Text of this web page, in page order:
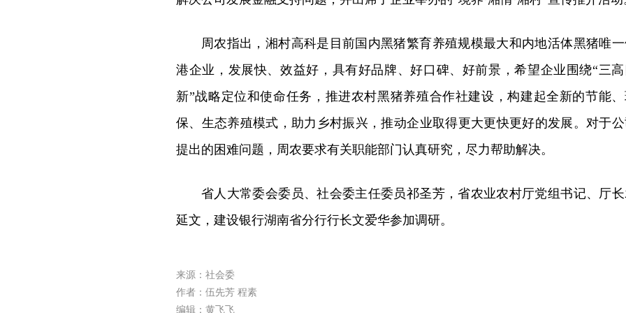
周农指出，湘村高科是目前国内黑猪繁育养殖规模最大和内地活体黑猪唯
港企业，发展快、效益好，具有好品牌、好口碑、好前景，希望企业围绕“三高
新”战略定位和使命任务，推进农村黑猪养殖合作社建设，构建起全新的节能
保、生态养殖模式，助力乡村振兴，推动企业取得更大更快更好的发展。对于公
提出的困难问题，周农要求有关职能部门认真研究，尽力帮助解决。
省人大常委会委员、社会委主任委员祁圣芳，省农业农村厅党组书记、厅
延文，建设银行湖南省分行行长文爱华参加调研。
来源：社会委
作者：伍先芳 程素
编辑：黄飞飞